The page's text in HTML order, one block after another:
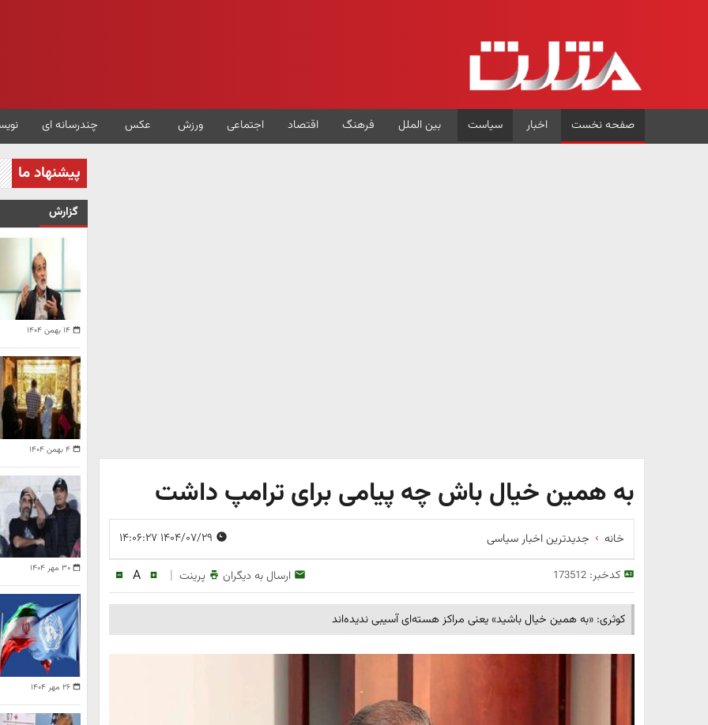
صفحه نخست اخبار سیاست بین الملل فرهنگ اقتصاد اجتماعی ورزش عکس چندرسانه ای
به همین خیال باش چه پیامی برای ترامپ داشت
خانه جدیدترین اخبار سیاسی
کدخبر:173512 ارسال به دیگران پرینت |
A
کوثری: «به همین خیال باشید» یعنی مراکز هسته‌ای آسیبی ندیده‌اند
پیشنهاد ما
گزارش
۱۴ بهمن ۱۴۰۴
۴ بهمن ۱۴۰۴
۳۰ مهر ۱۴۰۴
۲۶ مهر ۱۴۰۴